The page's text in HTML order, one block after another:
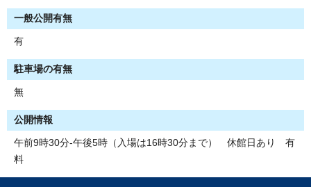
一般公開有無
有
駐車場の有無
無
公開情報
午前9時30分-午後5時（入場は16時30分まで） 休館日あり 有
料